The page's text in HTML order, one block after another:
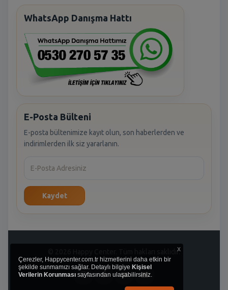
WhatsApp Danışma Hattı
E-Posta Bülteni
E-posta bültenimize kayıt olun, son haberlerden ve
indirimlerden ilk siz yararlanın.
Kaydet
© 2026 Happy Center. Tüm hakları saklıdır.
x
Çerezler, Happycenter.com.tr hizmetlerini daha etkin bir
şekilde sunmamızı sağlar. Detaylı bilgiye Kişisel
Verilerin Korunması sayfasından ulaşabilirsiniz.